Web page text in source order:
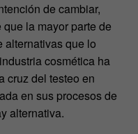
de cambiar,
la mayor parte de
alternativas que lo
cosmética ha
cruz del testeo en
en sus procesos de
alternativa.